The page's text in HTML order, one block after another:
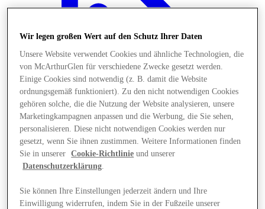
Wir legen großen Wert auf den Schutz Ihrer Daten
Unsere Website verwendet Cookies und ähnliche Technologien, die
von McArthurGlen für verschiedene Zwecke gesetzt werden.
Einige Cookies sind notwendig (z. B. damit die Website
ordnungsgemäß funktioniert). Zu den nicht notwendigen Cookies
gehören solche, die die Nutzung der Website analysieren, unsere
Marketingkampagnen anpassen und die Werbung, die Sie sehen,
personalisieren. Diese nicht notwendigen Cookies werden nur
gesetzt, wenn Sie ihnen zustimmen. Weitere Informationen finden
Sie in unserer
Cookie-Richtlinie und unserer
Datenschutzerklärung.
Sie können Ihre Einstellungen jederzeit ändern und Ihre
Einwilligung widerrufen, indem Sie in der Fußzeile unserer